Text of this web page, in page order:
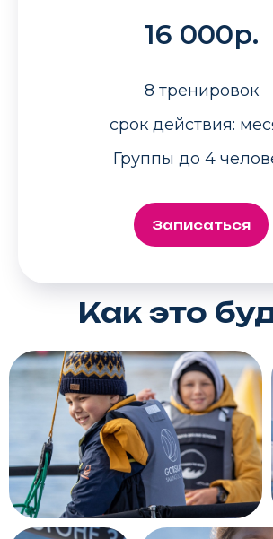
16 000р.
8 тренировок
срок действия:
Группы до 4
Записаться
Как это